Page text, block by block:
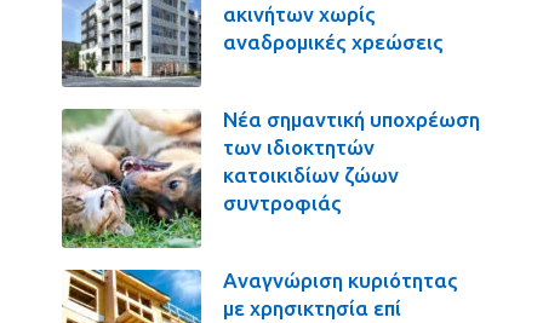
ακινήτων χωρίς
αναδρομικές χρεώσεις
Νέα σημαντική υποχρέωση
των ιδιοκτητών
κατοικιδίων ζώων
συντροφιάς
Αναγνώριση κυριότητας
με χρησικτησία επί